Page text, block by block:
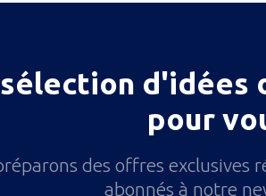
d'idées
pour
des offres exclusives
abonnés à notre